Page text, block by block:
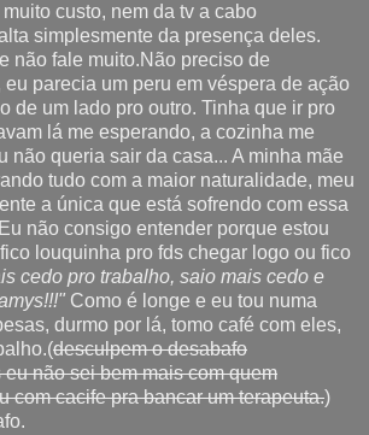
custo, nem da tv a cabo
simplesmente da presença deles.
não fale muito.Não preciso de
parecia um peru em véspera de ação
de um lado pro outro. Tinha que ir pro
lá me esperando, a cozinha me
não queria sair da casa... A minha mãe
tudo com a maior naturalidade, meu
a única que está sofrendo com essa
não consigo entender porque estou
louquinha pro fds chegar logo ou fico
cedo pro trabalho, saio mais cedo e
Como é longe e eu tou numa
durmo por lá, tomo café com eles,
desculpem o desabafo
não sei bem mais com quem
com cacife pra bancar um terapeuta.)